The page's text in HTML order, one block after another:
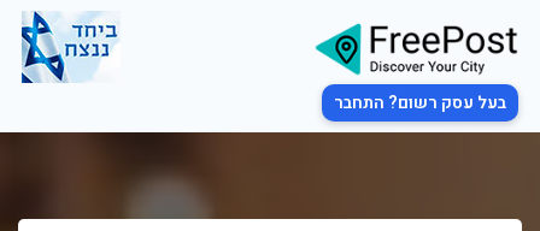
בעל עסק רשום? התחבר